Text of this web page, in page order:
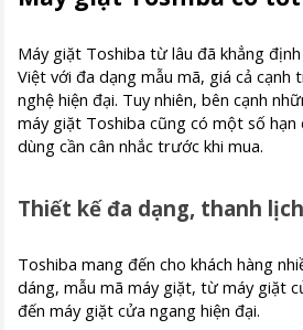
Máy giặt Toshiba từ lâu đã khẳng
Việt với đa dạng mẫu mã, giá cả cạnh
nghệ hiện đại. Tuy nhiên, bên cạnh
máy giặt Toshiba cũng có một số
dùng cần cân nhắc trước khi mua.
Thiết kế đa dạng, thanh lịch
Toshiba mang đến cho khách hàng
dáng, mẫu mã máy giặt, từ máy giặt
đến máy giặt cửa ngang hiện đại.